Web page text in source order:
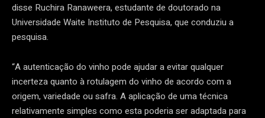
disse Ruchira Ranaweera, estudante de doutorado na
Universidade Waite Instituto de Pesquisa, que conduziu a
pesquisa.
“A autenticação do vinho pode ajudar a evitar qualquer
incerteza quanto à rotulagem do vinho de acordo com a
origem, variedade ou safra. A aplicação de uma técnica
relativamente simples como esta poderia ser adaptada para